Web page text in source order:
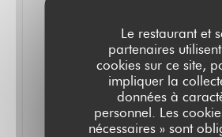
Le restaurant et
partenaires
cookies sur ce site,
impliquer la
données à
personnel. Les
nécessaires » sont
(86 € la bouteille). Menu 23 €
LIRE L'ARTICLE((OUVRE